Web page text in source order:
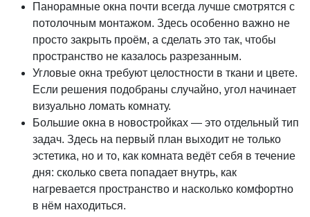
Панорамные окна почти всегда лучше смотрятся с
потолочным монтажом. Здесь особенно важно не
просто закрыть проём, а сделать это так, чтобы
пространство не казалось разрезанным.
Угловые окна требуют целостности в ткани и цвете.
Если решения подобраны случайно, угол начинает
визуально ломать комнату.
Большие окна в новостройках — это отдельный тип
задач. Здесь на первый план выходит не только
эстетика, но и то, как комната ведёт себя в течение
дня: сколько света попадает внутрь, как
нагревается пространство и насколько комфортно
в нём находиться.